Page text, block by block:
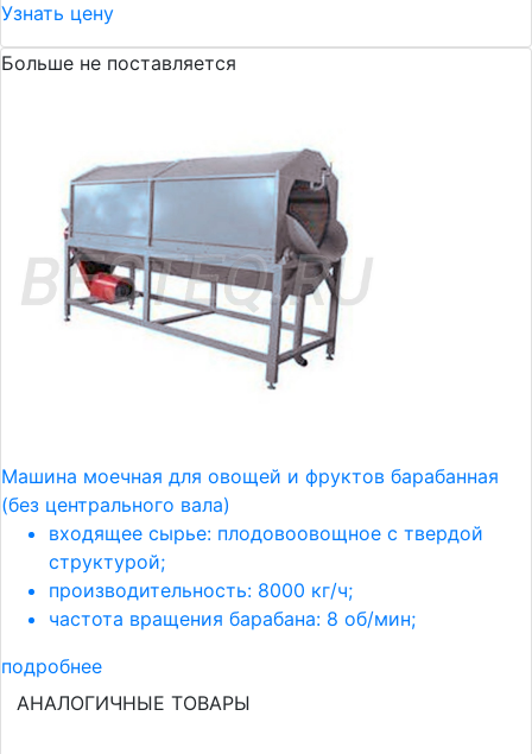
Узнать цену
Больше не поставляется
Машина моечная для овощей и фруктов барабанная
(без центрального вала)
входящее сырье: плодовоовощное с твердой
структурой;
производительность: 8000 кг/ч;
частота вращения барабана: 8 об/мин;
подробнее
АНАЛОГИЧНЫЕ ТОВАРЫ